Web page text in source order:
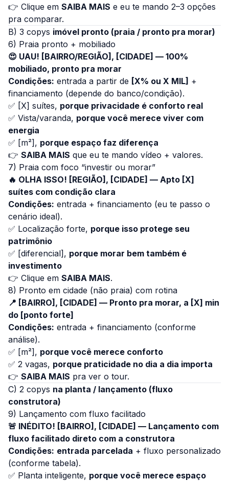
👉 Clique em SAIBA MAIS e eu te mando 2–3 opções
pra comparar.
B) 3 copys imóvel pronto (praia / pronto pra morar)
6) Praia pronto + mobiliado
😍 UAU! [BAIRRO/REGIÃO], [CIDADE] — 100%
mobiliado, pronto pra morar
Condições: entrada a partir de [X% ou X MIL] +
financiamento (depende do banco/condição).
✅ [X] suítes, porque privacidade é conforto real
✅ Vista/varanda, porque você merece viver com
energia
✅ [m²], porque espaço faz diferença
👉 SAIBA MAIS que eu te mando vídeo + valores.
7) Praia com foco “investir ou morar”
🔥 OLHA ISSO! [REGIÃO], [CIDADE] — Apto [X]
suítes com condição clara
Condições: entrada + financiamento (eu te passo o
cenário ideal).
✅ Localização forte, porque isso protege seu
patrimônio
✅ [diferencial], porque morar bem também é
investimento
👉 Clique em SAIBA MAIS.
8) Pronto em cidade (não praia) com rotina
📍 [BAIRRO], [CIDADE] — Pronto pra morar, a [X] min
do [ponto forte]
Condições: entrada + financiamento (conforme
análise).
✅ [m²], porque você merece conforto
✅ 2 vagas, porque praticidade no dia a dia importa
👉 SAIBA MAIS pra ver o tour.
C) 2 copys na planta / lançamento (fluxo
construtora)
9) Lançamento com fluxo facilitado
🚨 INÉDITO! [BAIRRO], [CIDADE] — Lançamento com
fluxo facilitado direto com a construtora
Condições: entrada parcelada + fluxo personalizado
(conforme tabela).
✅ Planta inteligente, porque você merece espaço